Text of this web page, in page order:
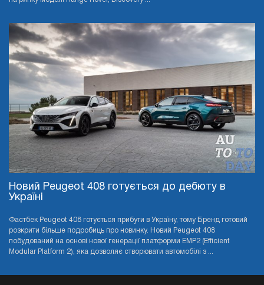
Новий Peugeot 408 готується до дебюту в
Україні
Фастбек Peugeot 408 готується прибути в Україну, тому Бренд готовий
розкрити більше подробиць про новинку. Новий Peugeot 408
побудований на основі нової генерації платформи EMP2 (Efficient
Modular Platform 2), яка дозволяє створювати автомобілі з ...